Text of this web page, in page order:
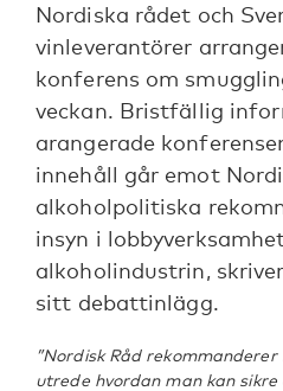
Nordiska rådet och
vinleverantörer
konferens om
veckan. Bristfällig
arangerade
innehåll går emot
alkoholpolitiska
insyn i
alkoholindustrin,
sitt debattinlägg.
”Nordisk Råd
utrede hvordan man kan